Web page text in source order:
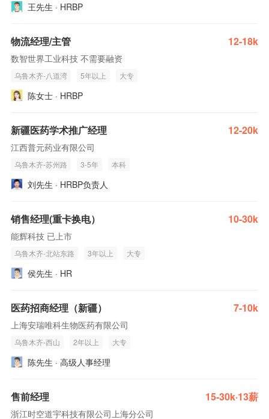
王先生 · HRBP
物流经理/主管 12-18k
数智世界工业科技 不需要融资
乌鲁木齐-八道湾 5年以上 大专
陈女士 · HRBP
新疆医药学术推广经理 12-20k
江西普元药业有限公司
乌鲁木齐-苏州路 3-5年 本科
刘先生 · HRBP负责人
销售经理(重卡换电） 10-30k
能辉科技 已上市
乌鲁木齐-北站东路 3年以上 大专
侯先生 · HR
医药招商经理（新疆） 7-10k
上海安瑞唯科生物医药有限公司
乌鲁木齐-西山 2年以上 大专
陈先生 · 高级人事经理
售前经理 15-30k·13薪
浙江时空道宇科技有限公司上海分公司